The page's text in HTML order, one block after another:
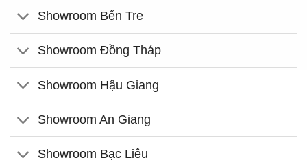
Showroom Bến Tre
Showroom Đồng Tháp
Showroom Hậu Giang
Showroom An Giang
Showroom Bạc Liêu